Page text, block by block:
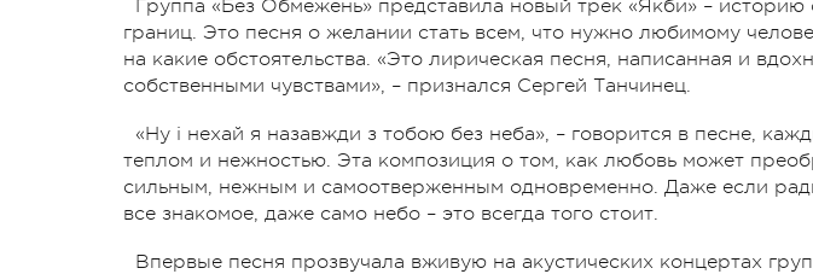
Группа «Без Обмежень» представила новый трек «Якби» – историю
границ. Это песня о желании стать всем, что нужно любимому
на какие обстоятельства. «Это лирическая песня, написанная и
собственными чувствами», – признался Сергей Танчинец.
«Ну і нехай я назавжди з тобою без неба», – говорится в песне,
теплом и нежностью. Эта композиция о том, как любовь может
сильным, нежным и самоотверженным одновременно. Даже если
все знакомое, даже само небо – это всегда того стоит.
Впервые песня прозвучала вживую на акустических концертах